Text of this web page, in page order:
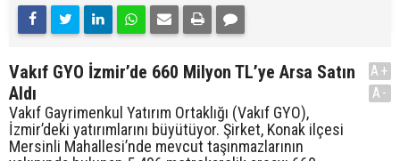
Vakıf GYO İzmir’de 660 Milyon TL’ye Arsa Satın
Aldı
Vakıf Gayrimenkul Yatırım Ortaklığı (Vakıf GYO),
İzmir’deki yatırımlarını büyütüyor. Şirket, Konak ilçesi
Mersinli Mahallesi’nde mevcut taşınmazlarının
A+
A-